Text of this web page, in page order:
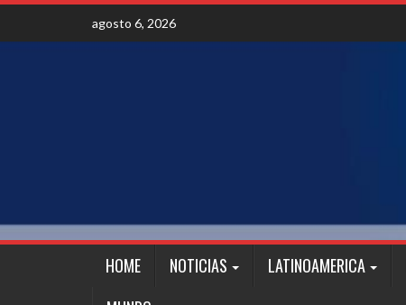
Skip
content
agosto 6, 2026
HOME NOTICIAS LATINOAMERICA